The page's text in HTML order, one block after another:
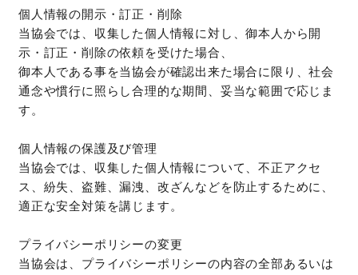
個人情報の開示・訂正・削除
当協会では、収集した個人情報に対し、御本人から開
示・訂正・削除の依頼を受けた場合、
御本人である事を当協会が確認出来た場合に限り、社会
通念や慣行に照らし合理的な期間、妥当な範囲で応じま
す。
個人情報の保護及び管理
当協会では、収集した個人情報について、不正アクセ
ス、紛失、盗難、漏洩、改ざんなどを防止するために、
適正な安全対策を講じます。
プライバシーポリシーの変更
当協会は、プライバシーポリシーの内容の全部あるいは